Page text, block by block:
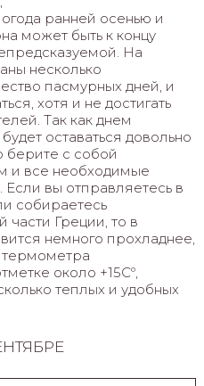
ранней осенью и
может быть к концу
На
несколько
пасмурных дней, и
хотя и не достигать
Так как днем
оставаться довольно
берите с собой
и все необходимые
вы отправляетесь в
собираетесь
части Греции, то в
немного прохладнее,
термометра
около +15Сº,
теплых и удобных